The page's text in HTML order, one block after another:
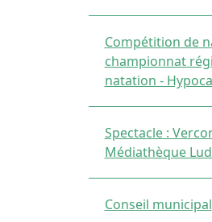
Compétition de
championnat
natation -
Spectacle :
Médiathèque
Conseil municipal